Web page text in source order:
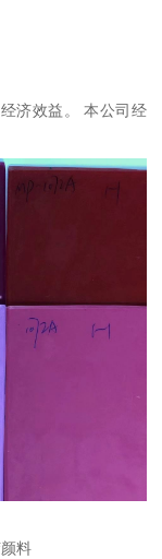
济效益。 本公司经
料